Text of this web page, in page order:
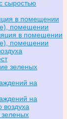
сыростью
в помещении
помещении
в помещении
помещении
зеленых
на
на
воздуха
зеленых